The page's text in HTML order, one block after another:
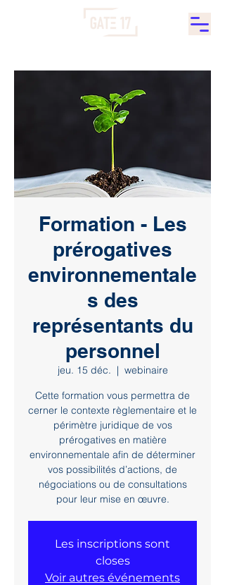
Formation - Les
prérogatives
environnementale
s des
représentants du
personnel
jeu. 15 déc.
  |
webinaire
Cette formation vous permettra de
cerner le contexte règlementaire et le
périmètre juridique de vos
prérogatives en matière
environnementale afin de déterminer
vos possibilités d’actions, de
négociations ou de consultations
pour leur mise en œuvre.
Les inscriptions sont
closes
Voir autres événements